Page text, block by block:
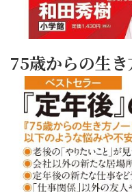
75歳からの生き